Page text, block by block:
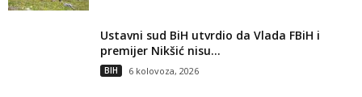
Ustavni sud BiH utvrdio da Vlada FBiH i
premijer Nikšić nisu...
BIH 6 kolovoza, 2026